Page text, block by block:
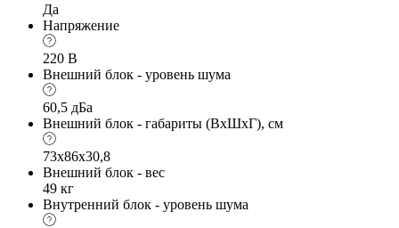
Да
Напряжение
220 В
Внешний блок - уровень шума
60,5 дБа
Внешний блок - габариты (ВхШхГ), см
73x86x30,8
Внешний блок - вес
49 кг
Внутренний блок - уровень шума